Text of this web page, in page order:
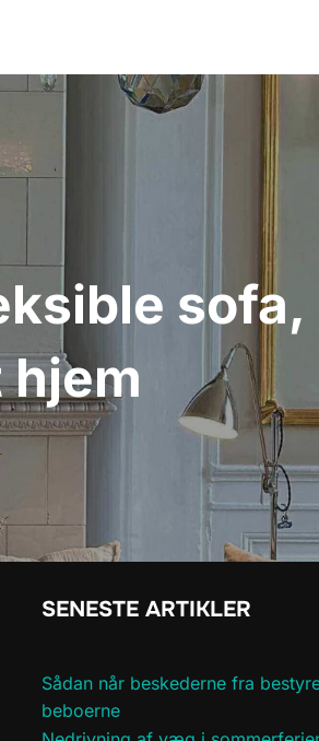
sofa,
SENESTE ARTIKLER
Sådan når beskederne fra
beboerne